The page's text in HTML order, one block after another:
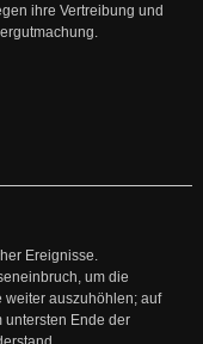
ihre Vertreibung und
Ereignisse.
um die
auszuhöhlen; auf
untersten Ende der